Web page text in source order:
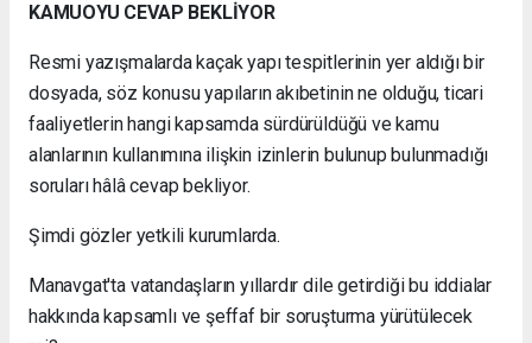
KAMUOYU CEVAP BEKLİYOR
Resmi yazışmalarda kaçak yapı tespitlerinin yer aldığı bir
dosyada, söz konusu yapıların akıbetinin ne olduğu, ticari
faaliyetlerin hangi kapsamda sürdürüldüğü ve kamu
alanlarının kullanımına ilişkin izinlerin bulunup bulunmadığı
soruları hâlâ cevap bekliyor.
Şimdi gözler yetkili kurumlarda.
Manavgat'ta vatandaşların yıllardır dile getirdiği bu iddialar
hakkında kapsamlı ve şeffaf bir soruşturma yürütülecek